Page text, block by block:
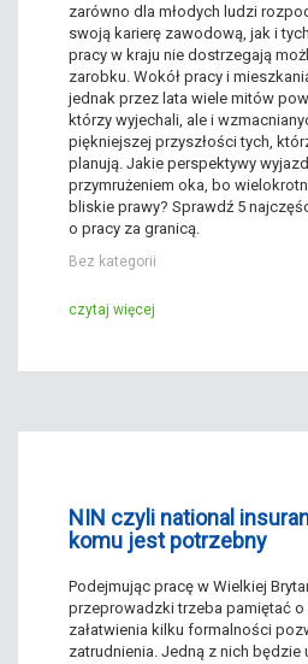
zarówno dla młodych ludzi
swoją karierę zawodową, jak i
pracy w kraju nie dostrzegają
zarobku. Wokół pracy i
jednak przez lata wiele mitów
którzy wyjechali, ale i
piękniejszej przyszłości tych,
planują. Jakie perspektywy
przymrużeniem oka, bo
bliskie prawy? Sprawdź 5
o pracy za granicą.
Bez kategorii
czytaj więcej
NIN czyli national
komu jest potrzebny
Podejmując pracę w Wielkiej
przeprowadzki trzeba pamiętać
załatwienia kilku formalności
zatrudnienia. Jedną z nich będzie